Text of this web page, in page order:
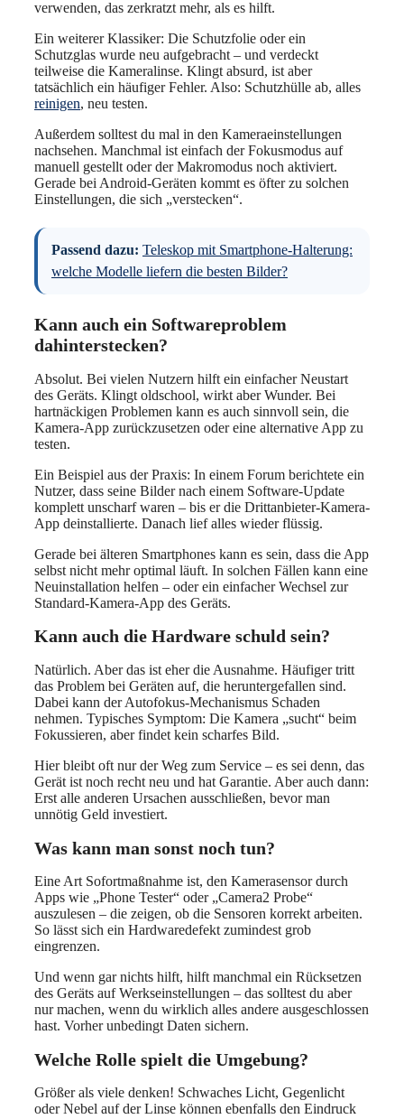
verwenden, das zerkratzt mehr, als es hilft.
Ein weiterer Klassiker: Die Schutzfolie oder ein
Schutzglas wurde neu aufgebracht – und verdeckt
teilweise die Kameralinse. Klingt absurd, ist aber
tatsächlich ein häufiger Fehler. Also: Schutzhülle ab, alles
reinigen, neu testen.
Außerdem solltest du mal in den Kameraeinstellungen
nachsehen. Manchmal ist einfach der Fokusmodus auf
manuell gestellt oder der Makromodus noch aktiviert.
Gerade bei Android-Geräten kommt es öfter zu solchen
Einstellungen, die sich „verstecken“.
Passend dazu: Teleskop mit Smartphone-Halterung:
welche Modelle liefern die besten Bilder?
Kann auch ein Softwareproblem
dahinterstecken?
Absolut. Bei vielen Nutzern hilft ein einfacher Neustart
des Geräts. Klingt oldschool, wirkt aber Wunder. Bei
hartnäckigen Problemen kann es auch sinnvoll sein, die
Kamera-App zurückzusetzen oder eine alternative App zu
testen.
Ein Beispiel aus der Praxis: In einem Forum berichtete ein
Nutzer, dass seine Bilder nach einem Software-Update
komplett unscharf waren – bis er die Drittanbieter-Kamera-
App deinstallierte. Danach lief alles wieder flüssig.
Gerade bei älteren Smartphones kann es sein, dass die App
selbst nicht mehr optimal läuft. In solchen Fällen kann eine
Neuinstallation helfen – oder ein einfacher Wechsel zur
Standard-Kamera-App des Geräts.
Kann auch die Hardware schuld sein?
Natürlich. Aber das ist eher die Ausnahme. Häufiger tritt
das Problem bei Geräten auf, die heruntergefallen sind.
Dabei kann der Autofokus-Mechanismus Schaden
nehmen. Typisches Symptom: Die Kamera „sucht“ beim
Fokussieren, aber findet kein scharfes Bild.
Hier bleibt oft nur der Weg zum Service – es sei denn, das
Gerät ist noch recht neu und hat Garantie. Aber auch dann:
Erst alle anderen Ursachen ausschließen, bevor man
unnötig Geld investiert.
Was kann man sonst noch tun?
Eine Art Sofortmaßnahme ist, den Kamerasensor durch
Apps wie „Phone Tester“ oder „Camera2 Probe“
auszulesen – die zeigen, ob die Sensoren korrekt arbeiten.
So lässt sich ein Hardwaredefekt zumindest grob
eingrenzen.
Und wenn gar nichts hilft, hilft manchmal ein Rücksetzen
des Geräts auf Werkseinstellungen – das solltest du aber
nur machen, wenn du wirklich alles andere ausgeschlossen
hast. Vorher unbedingt Daten sichern.
Welche Rolle spielt die Umgebung?
Größer als viele denken! Schwaches Licht, Gegenlicht
oder Nebel auf der Linse können ebenfalls den Eindruck